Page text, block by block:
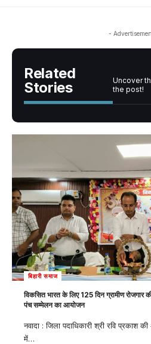
-
Related
Stories
Uncover
the post!
बिहारी समाज
विकसित भारत के लिए 125 दिन ग्रामीण रोजगार
पंच सम्मेलन का आयोजन
नवादा : जिला पदाधिकारी श्री रवि प्रकाश
में…